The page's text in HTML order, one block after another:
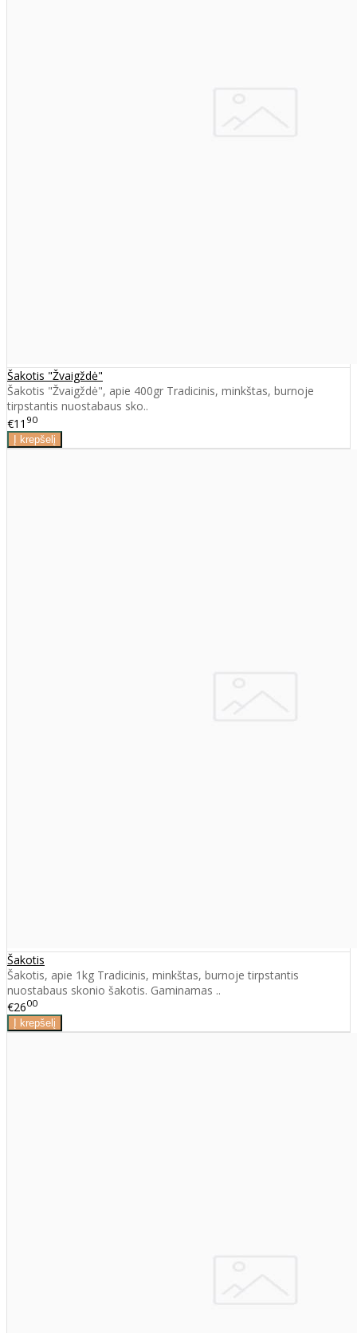
Šakotis "Žvaigždė"
Šakotis "Žvaigždė", apie 400gr Tradicinis, minkštas, burnoje
tirpstantis nuostabaus sko..
€11 90
Šakotis
Šakotis, apie 1kg Tradicinis, minkštas, burnoje tirpstantis
nuostabaus skonio šakotis. Gaminamas ..
€2600